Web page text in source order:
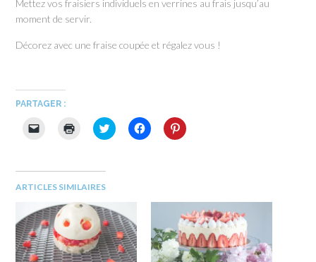
Mettez vos fraisiers individuels en verrines au frais jusqu’au
moment de servir.
Décorez avec une fraise coupée et régalez vous !
PARTAGER :
Cliquer
par
mail
un
ami(ouvre
dans
une
nouvelle
fenêtre)
Cliquer
pour
nouvelle
Cliquez
pour
Cliquez
pour
fenêtre)
Cliquez
pour
fenêtre)
ARTICLES SIMILAIRES